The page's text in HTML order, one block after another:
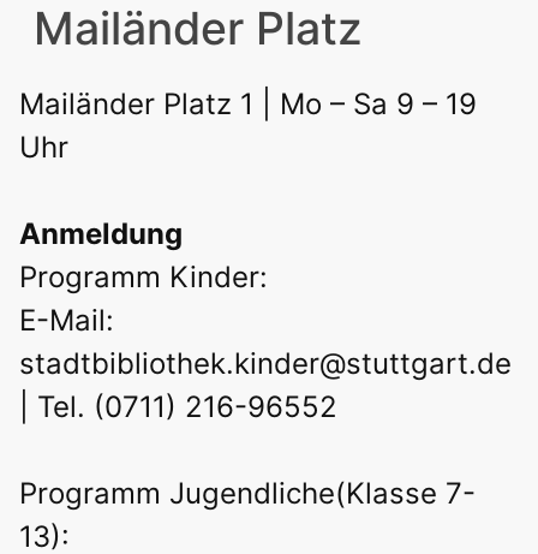
Mailänder Platz
Mailänder Platz 1 | Mo – Sa 9 – 19
Uhr
Anmeldung
Programm Kinder:
E-Mail:
stadtbibliothek.kinder@stuttgart.de
| Tel. (0711) 216-96552
Programm Jugendliche(Klasse 7-
13):